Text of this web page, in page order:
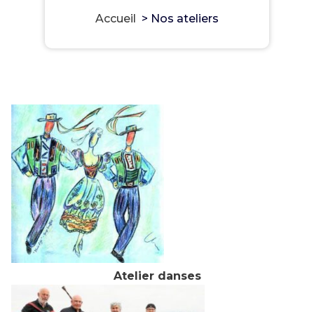
Accueil > Nos ateliers
Atelier danses